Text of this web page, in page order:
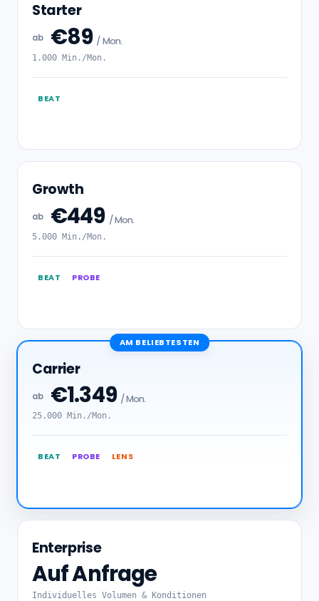
Starter
ab €89 / Mon.
1.000 Min./Mon.
BEAT
Growth
ab €449 / Mon.
5.000 Min./Mon.
BEAT PROBE
AM BELIEBTESTEN
Carrier
ab €1.349 / Mon.
25.000 Min./Mon.
BEAT PROBE LENS
Enterprise
Auf Anfrage
Individuelles Volumen & Konditionen